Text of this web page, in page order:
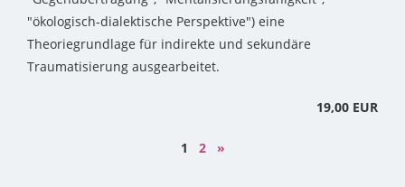
"ökologisch-dialektische Perspektive") eine
Theoriegrundlage für indirekte und sekundäre
Traumatisierung ausgearbeitet.
19,00 EUR
1 2 »